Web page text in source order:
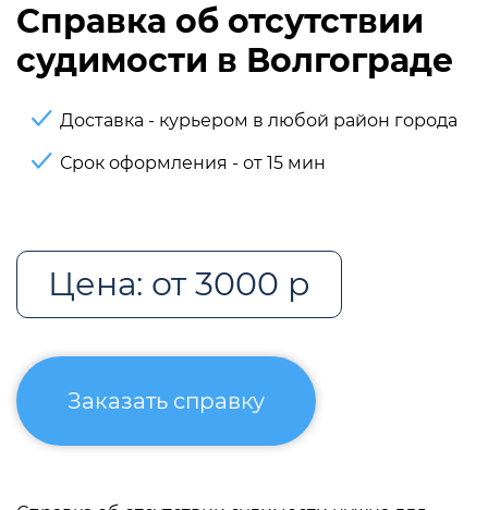
Справка об отсутствии
судимости в Волгограде
Доставка - курьером в любой район города
Срок оформления - от 15 мин
Цена: от 3000 р
Заказать справку